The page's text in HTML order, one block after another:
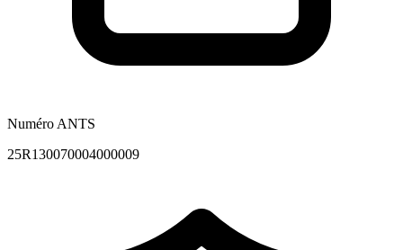
Numéro ANTS
25R130070004000009